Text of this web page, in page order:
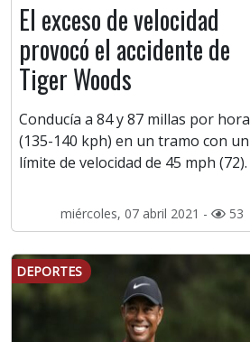
El exceso de velocidad
provocó el accidente de
Tiger Woods
Conducía a 84 y 87 millas por hora
(135-140 kph) en un tramo con un
límite de velocidad de 45 mph (72).
miércoles, 07 abril 2021 - 53
DEPORTES